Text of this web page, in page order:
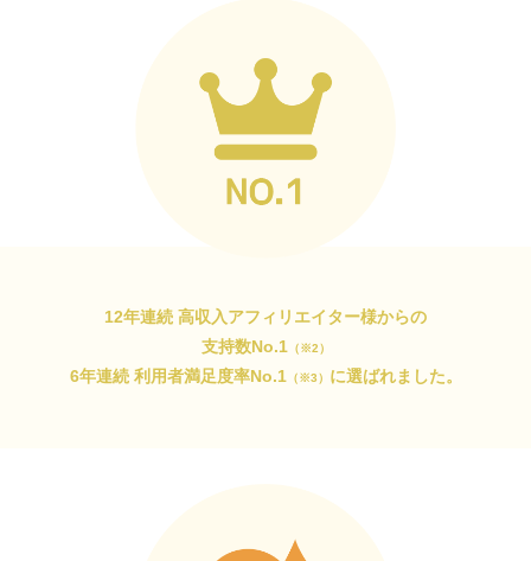
12年連続 高収入アフィリエイター様からの
支持数No.1（※2）
6年連続 利用者満足度率No.1（※3） に選ばれました。